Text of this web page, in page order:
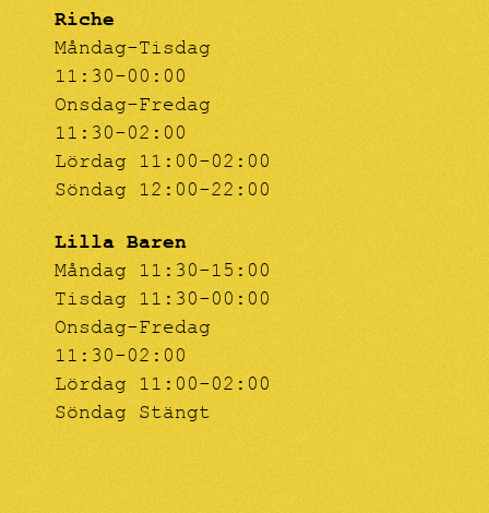
Riche
Måndag-Tisdag
11:30-00:00
Onsdag-Fredag
11:30-02:00
Lördag 11:00-02:00
Söndag 12:00-22:00
Lilla Baren
Måndag 11:30-15:00
Tisdag 11:30-00:00
Onsdag-Fredag
11:30-02:00
Lördag 11:00-02:00
Söndag Stängt